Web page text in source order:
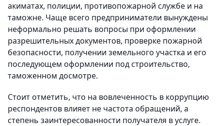
акиматах, полиции, противопожарной службе и на
таможне. Чаще всего предприниматели вынуждены
неформально решать вопросы при оформлении
разрешительных документов, проверке пожарной
безопасности, получении земельного участка и его
последующем оформлении под строительство,
таможенном досмотре.
Стоит отметить, что на вовлеченность в коррупцию
респондентов влияет не частота обращений, а
степень заинтересованности получателя в услуге.